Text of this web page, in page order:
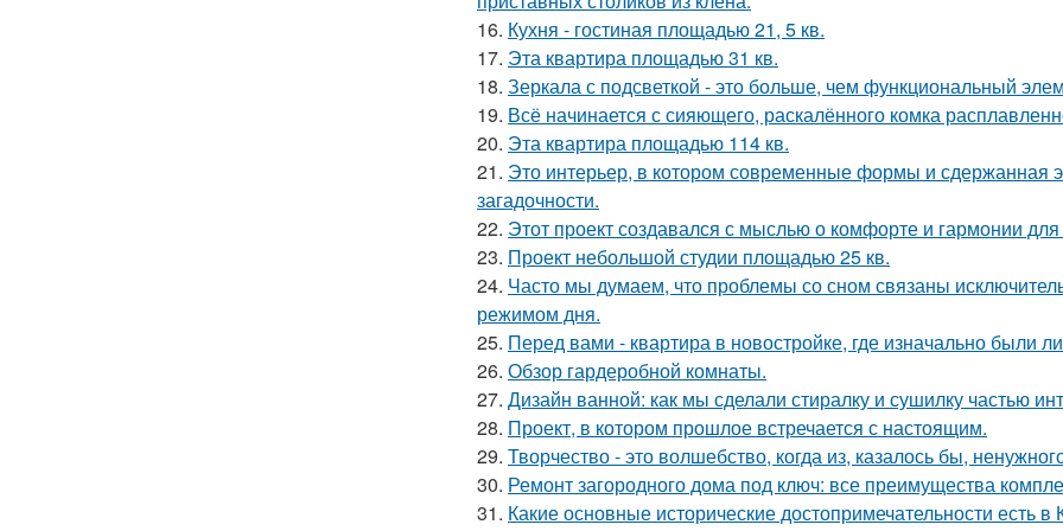
16. Кухня - гостиная площадью 21, 5 кв.
17. Эта квартира площадью 31 кв.
18. Зеркала с подсветкой - это больше, чем функциональный
19. Всё начинается с сияющего, раскалённого комка
20. Эта квартира площадью 114 кв.
21. Это интерьер, в котором современные формы и сдержанная
загадочности.
22. Этот проект создавался с мыслью о комфорте и гармонии
23. Проект небольшой студии площадью 25 кв.
24. Часто мы думаем, что проблемы со сном связаны
режимом дня.
25. Перед вами - квартира в новостройке, где изначально были
26. Обзор гардеробной комнаты.
27. Дизайн ванной: как мы сделали стиралку и сушилку частью
28. Проект, в котором прошлое встречается с настоящим.
29. Творчество - это волшебство, когда из, казалось бы,
30. Ремонт загородного дома под ключ: все преимущества
31. Какие основные исторические достопримечательности есть в